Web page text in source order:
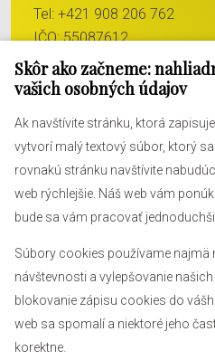
Tel: +421 908 206 762
IČO: 55087612
DIČ: 2121994512
2026 © Centrum sociálnych
web stránok
Skôr ako začneme:
vašich osobných údajov
Ak navštívite stránku, ktorá
vytvorí malý textový súbor, ktorý
rovnakú stránku navštívite
web rýchlejšie. Náš web vám
bude sa vám pracovať
Súbory cookies používame najmä
návštevnosti a vylepšovanie
blokovanie zápisu cookies do
web sa spomalí a niektoré jeho
korektne.